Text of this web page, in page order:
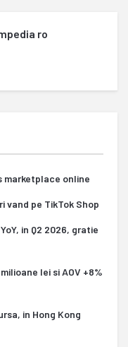
ro
marketplace online
vand pe TikTok Shop
in Q2 2026, gratie
lei si AOV +8%
in Hong Kong